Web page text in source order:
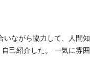
がら協力して、人間知
己紹介した。 一気に雰囲